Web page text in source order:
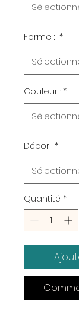
Forme : *
Couleur : *
Décor : *
Quantité *